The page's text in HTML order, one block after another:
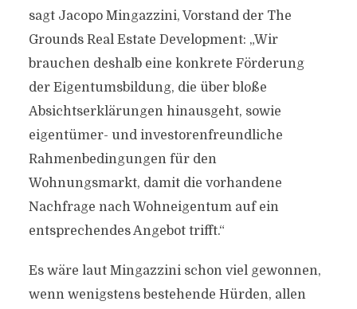
sagt Jacopo Mingazzini, Vorstand der The
Grounds Real Estate Development: „Wir
brauchen deshalb eine konkrete Förderung
der Eigentumsbildung, die über bloße
Absichtserklärungen hinausgeht, sowie
eigentümer- und investorenfreundliche
Rahmenbedingungen für den
Wohnungsmarkt, damit die vorhandene
Nachfrage nach Wohneigentum auf ein
entsprechendes Angebot trifft.“
Es wäre laut Mingazzini schon viel gewonnen,
wenn wenigstens bestehende Hürden, allen